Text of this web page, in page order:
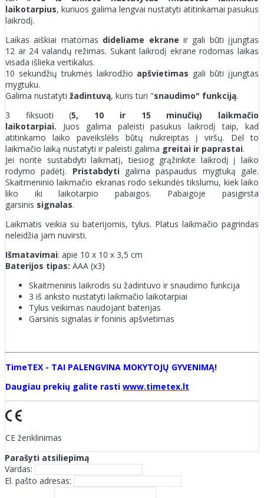
laikotarpius, kuriuos galima lengvai nustatyti atitinkamai pasukus
laikrodį.
Laikas aiškiai matomas dideliame ekrane ir gali būti įjungtas
12 ar 24 valandų režimas. Sukant laikrodį ekrane rodomas laikas
visada išlieka vertikalus.
10 sekundžių trukmės laikrodžio apšvietimas gali būti įjungtas
mygtuku.
Galima nustatyti žadintuvą, kuris turi "snaudimo" funkciją.
3 fiksuoti (5, 10 ir 15 minučių) laikmačio
laikotarpiai. Juos
galima paleisti pasukus laikrodį taip, kad
atitinkamo laiko paveikslėlis būtų nukreiptas į viršų. Dėl to
laikmačio laiką nustatyti ir paleisti galima greitai ir paprastai.
Jei norite sustabdyti laikmatį, tiesiog grąžinkite laikrodį į laiko
rodymo padėtį. Pristabdytigalima paspaudus mygtuką gale.
Skaitmeninio laikmačio ekranas rodo sekundės tikslumu, kiek laiko
liko iki laikotarpio pabaigos. Pabaigoje pasigirsta
garsinis signalas.
Laikmatis veikia su baterijomis, tylus. Platus laikmačio pagrindas
neleidžia jam nuvirsti.
Išmatavimai: apie 10 x 10 x 3,5 cm
Baterijos tipas: AAA (x3)
Skaitmeninis laikrodis su žadintuvo ir snaudimo funkcija
3 iš anksto nustatyti laikmačio laikotarpiai
Tylus veikimas naudojant baterijas
Garsinis signalas ir foninis apšvietimas
TimeTEX - TAI PALENGVINA MOKYTOJŲ GYVENIMĄ!
Daugiau prekių galite rasti www.timetex.lt
CE ženklinimas
Parašyti atsiliepimą
Vardas:
El. pašto adresas: